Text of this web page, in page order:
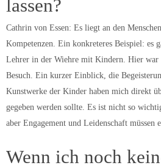
lassen?
Cathrin von Essen: Es liegt an den
Kompetenzen. Ein konkreteres Beispiel: es
Lehrer in der Wiehre mit Kindern. Hier
Besuch. Ein kurzer Einblick, die
Kunstwerke der Kinder haben mich direkt
gegeben werden sollte. Es ist nicht so
aber Engagement und Leidenschaft müssen
Wenn ich noch